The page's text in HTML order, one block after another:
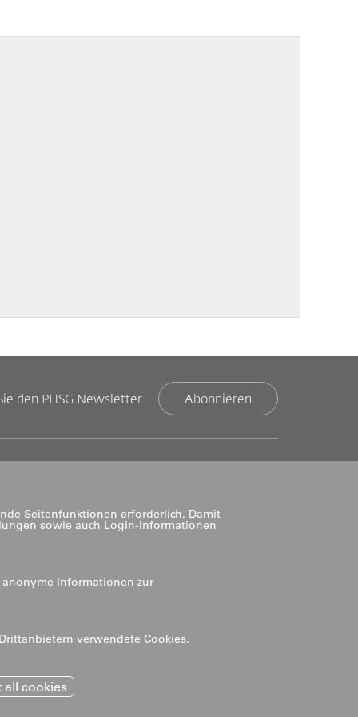
den PHSG Newsletter Abonnieren
Impressum
Seitenfunktionen erforderlich. Damit
sowie auch Login-Informationen
Informationen zur
verwendete Cookies.
all cookies